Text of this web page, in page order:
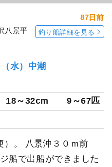
八景平
87日前
釣り船詳細を見る
水）中潮
18～32cm 9～67匹
）。 八景沖３０ｍ前
船で出船ができました